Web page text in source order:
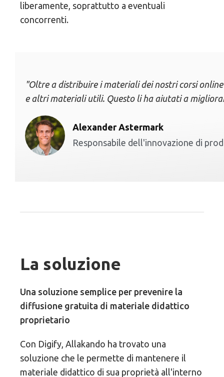
liberamente, soprattutto a eventuali
concorrenti.
"Oltre a distribuire i materiali dei nostri corsi
e altri materiali utili. Questo li ha aiutati a
Alexander Astermark
Responsabile dell'innovazione di
La soluzione
Una soluzione semplice per prevenire la
diffusione gratuita di materiale didattico
proprietario
Con Digify, Allakando ha trovato una
soluzione che le permette di mantenere il
materiale didattico di sua proprietà all'interno